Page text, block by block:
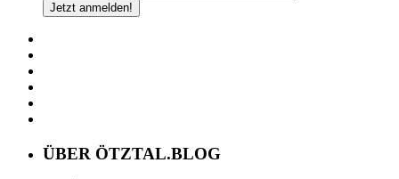
ÜBER ÖTZTAL.BLOG